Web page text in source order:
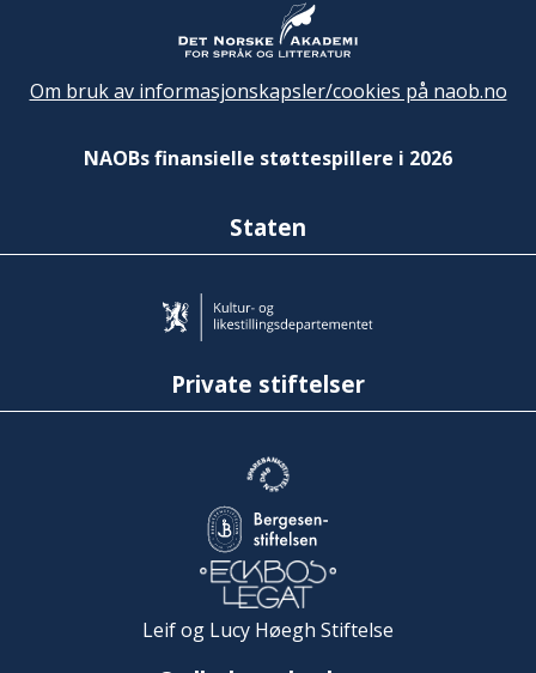
Om bruk av informasjonskapsler/cookies på naob.no
NAOBs finansielle støttespillere i 2026
Staten
Private stiftelser
Leif og Lucy Høegh Stiftelse